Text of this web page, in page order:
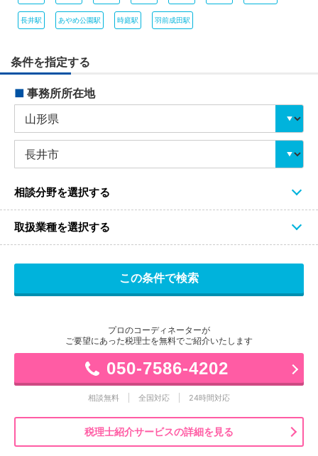
長井駅 あやめ公園駅 時庭駅 羽前成田駅
条件を指定する
■ 事務所所在地
相談分野を選択する
取扱業種を選択する
プロのコーディネーターが
ご要望にあった税理士を無料でご紹介いたします
050-7586-4202
相談無料 全国対応 24時間対応
税理士紹介サービスの詳細を見る